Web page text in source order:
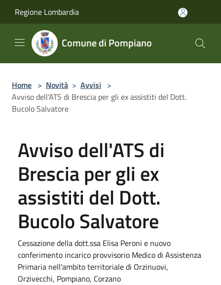
Regione Lombardia
Comune di Pompiano
Home > Novità > Avvisi >
Avviso dell'ATS di Brescia per gli ex assistiti del Dott.
Bucolo Salvatore
Avviso dell'ATS di
Brescia per gli ex
assistiti del Dott.
Bucolo Salvatore
Cessazione della dott.ssa Elisa Peroni e nuovo
conferimento incarico provvisorio Medico di Assistenza
Primaria nell'ambito territoriale di Orzinuovi,
Orzivecchi, Pompiano, Corzano